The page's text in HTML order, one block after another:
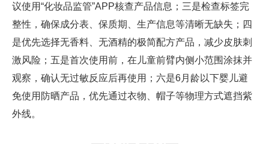
议使用“化妆品监管”APP核查产品信息；三是检查标签完
整性，确保成分表、保质期、生产信息等清晰无缺失；四
是优先选择无香料、无酒精的极简配方产品，减少皮肤刺
激风险；五是首次使用前，在儿童前臂内侧小范围涂抹并
观察，确认无过敏反应后再使用；六是6月龄以下婴儿避
免使用防晒产品，优先通过衣物、帽子等物理方式遮挡紫
外线。